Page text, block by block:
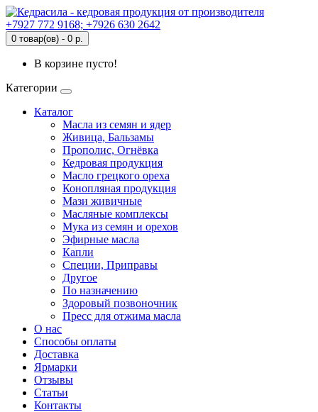
+7927 772 9168; +7926 630 2642
0 товар(ов) - 0 р.
В корзине пусто!
Категории
Каталог
Масла из семян и ядер
Живица, Бальзамы
Прополис, Огнёвка
Кедровая продукция
Масло грецкого ореха
Конопляная продукция
Мази живичные
Масляные комплексы
Мука из семян и орехов
Эфирные масла
Капли
Специи, Приправы
Другое
По назначению
Здоровый позвоночник
Пресс для отжима масла
О нас
Способы оплаты
Доставка
Ярмарки
Отзывы
Статьи
Контакты